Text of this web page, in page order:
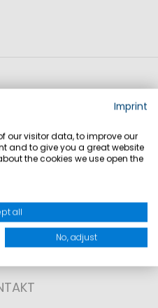
Fragen?
Antworten!
Imprint
our visitor data, to improve our
and to give you a great website
the cookies we use open the
all
No, adjust